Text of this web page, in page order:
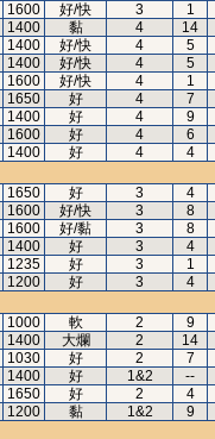
1600 好/快 3
1
1400 黏 4
14
1400 好/快 4
5
1400 好/快 4
5
1600 好/快 4
1
1650 好 4
7
1400 好 4
9
1600 好 4
6
1400 好 4
4
1650 好 3
4
1600 好/快 3
8
1600 好/黏 3
8
1400 好 3
4
1235 好 3
1
1200 好 3
4
1000 軟 2
9
1400 大爛 2
14
1030 好 2
7
1400 好 1&2
--
1650 好 2
4
1200 黏 1&2
9